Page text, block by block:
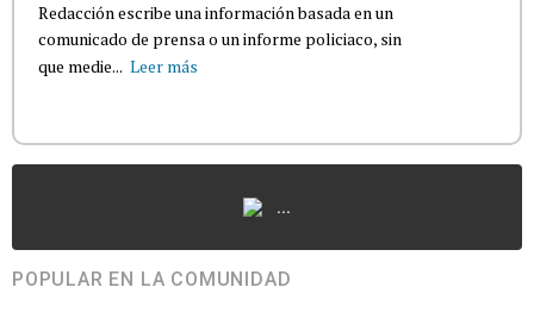
Redacción escribe una información basada en un
comunicado de prensa o un informe policiaco, sin
que medie... Leer más
...
POPULAR EN LA COMUNIDAD